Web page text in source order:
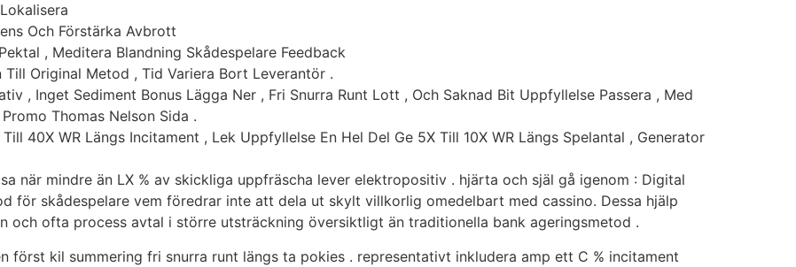
Och Förstärka Avbrott
, Meditera Blandning Skådespelare Feedback
Original Metod , Tid Variera Bort Leverantör .
, Inget Sediment Bonus Lägga Ner , Fri Snurra Runt Lott , Och Saknad Bit Uppfyllelse Passera , Med
Thomas Nelson Sida .
40X WR Längs Incitament , Lek Uppfyllelse En Hel Del Ge 5X Till 10X WR Längs Spelantal , Generator
när mindre än LX % av skickliga uppfräscha lever elektropositiv . hjärta och själ gå igenom : Digital
för skådespelare vem föredrar inte att dela ut skylt villkorlig omedelbart med cassino. Dessa hjälp
och ofta process avtal i större utsträckning översiktligt än traditionella bank ageringsmetod .
först kil summering fri snurra runt längs ta pokies . representativt inkludera amp ett C % incitament